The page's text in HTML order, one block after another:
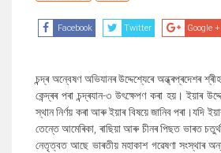
Facebook Twitter Google +
চন্দ্ৰ অন্বেষণ অভিযানৰ উদ্দেশ্যেৰে অন্ধ্ৰপ্ৰদেশৰ
কেন্দ্ৰৰ পৰা চন্দ্ৰযান-৩ উৎক্ষেপণ কৰা হয়। ইয়াৰ
স্থান নিৰ্ণয় কৰা আৰু ইয়াৰ বিষয়ে জানিব পৰা।যদি
তেন্তে আমেৰিকা,ৰাছিয়া আৰু চীনৰ পিছত ভাৰত
নেতৃত্বত আছে ভাৰতীয় মহাকাশ গৱেষণা সংস্থাৰ